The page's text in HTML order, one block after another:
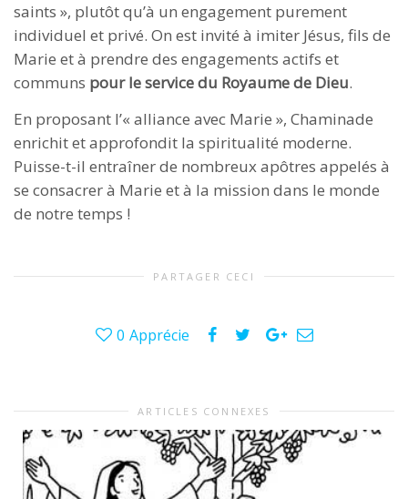
saints », plutôt qu’à un engagement purement
individuel et privé. On est invité à imiter Jésus, fils de
Marie et à prendre des engagements actifs et
communs pour le service du Royaume de Dieu.
En proposant l’« alliance avec Marie », Chaminade
enrichit et approfondit la spiritualité moderne.
Puisse-t-il entraîner de nombreux apôtres appelés à
se consacrer à Marie et à la mission dans le monde
de notre temps !
PARTAGER CECI
0 Apprécie
ARTICLES CONNEXES